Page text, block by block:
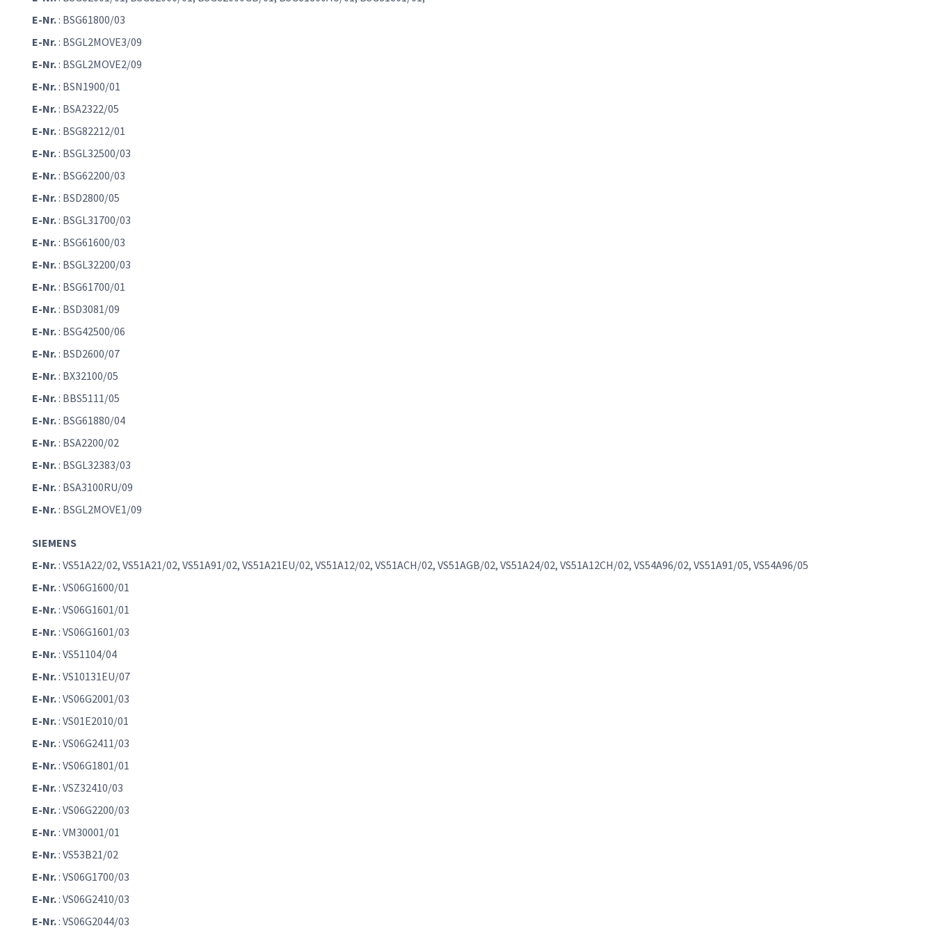
E-Nr.: BSG61800/03
E-Nr.: BSGL2MOVE3/09
E-Nr.: BSGL2MOVE2/09
E-Nr.: BSN1900/01
E-Nr.: BSA2322/05
E-Nr.: BSG82212/01
E-Nr.: BSGL32500/03
E-Nr.: BSG62200/03
E-Nr.: BSD2800/05
E-Nr.: BSGL31700/03
E-Nr.: BSG61600/03
E-Nr.: BSGL32200/03
E-Nr.: BSG61700/01
E-Nr.: BSD3081/09
E-Nr.: BSG42500/06
E-Nr.: BSD2600/07
E-Nr.: BX32100/05
E-Nr.: BBS5111/05
E-Nr.: BSG61880/04
E-Nr.: BSA2200/02
E-Nr.: BSGL32383/03
E-Nr.: BSA3100RU/09
E-Nr.: BSGL2MOVE1/09
SIEMENS
E-Nr.: VS51A22/02, VS51A21/02, VS51A91/02, VS51A21EU/02, VS51A12/02, VS51ACH/02, VS51AGB/02, VS51A24/02, VS51A12CH/02, VS54A96/02, VS51A91/05, VS54A96/05
E-Nr.: VS06G1600/01
E-Nr.: VS06G1601/01
E-Nr.: VS06G1601/03
E-Nr.: VS51104/04
E-Nr.: VS10131EU/07
E-Nr.: VS06G2001/03
E-Nr.: VS01E2010/01
E-Nr.: VS06G2411/03
E-Nr.: VS06G1801/01
E-Nr.: VSZ32410/03
E-Nr.: VS06G2200/03
E-Nr.: VM30001/01
E-Nr.: VS53B21/02
E-Nr.: VS06G1700/03
E-Nr.: VS06G2410/03
E-Nr.: VS06G2044/03